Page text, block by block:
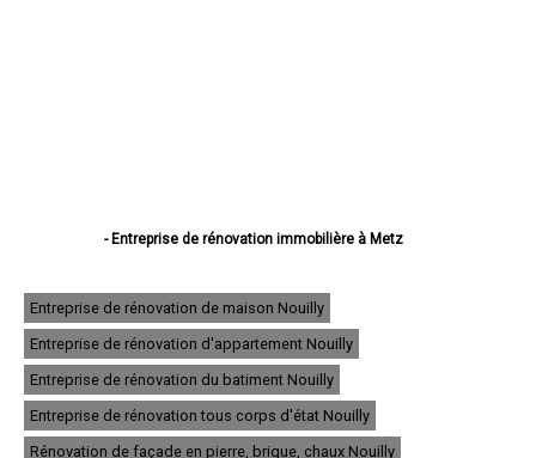
- Entreprise de rénovation immobilière à Metz
- Entreprise de rénovation immobilière à Sarreguemines
- Entreprise de rénovation immobilière à Forbach
- Entreprise de rénovation immobilière à Saint-Avold
- Entreprise de rénovation immobilière à Yutz
- Entreprise de rénovation immobilière à Hayange
- Entreprise de rénovation immobilière à Creutzwald
- Entreprise de rénovation immobilière à Freyming-Merlebach
- Entreprise de rénovation immobilière à Sarrebourg
Entreprise de rénovation de maison Nouilly
Entreprise de rénovation d'appartement Nouilly
Entreprise de rénovation du batiment Nouilly
Entreprise de rénovation tous corps d'état Nouilly
Rénovation de façade en pierre, brique, chaux Nouilly